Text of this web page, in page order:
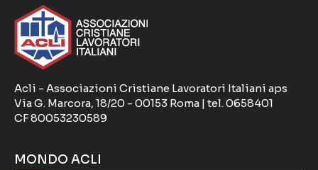
Acli - Associazioni Cristiane Lavoratori Italiani aps
Via G. Marcora, 18/20 - 00153 Roma | tel. 0658401
CF 80053230589
MONDO ACLI